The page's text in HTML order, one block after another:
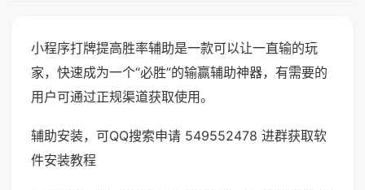
小程序打牌提高胜率辅助是一款可以让一直输的玩
家，快速成为一个“必胜”的输赢辅助神器，有需要的
用户可通过正规渠道获取使用。
辅助安装，可QQ搜索申请 549552478 进群获取软
件安装教程